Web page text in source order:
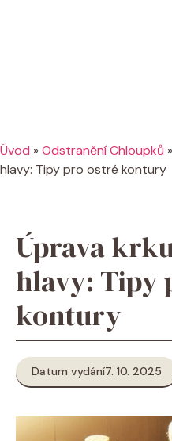
Úvod »Odstranění Chloupků »
hlavy: Tipy pro ostré kontury
Úprava
hlavy: Tipy
kontury
Datum vydání7. 10. 2025